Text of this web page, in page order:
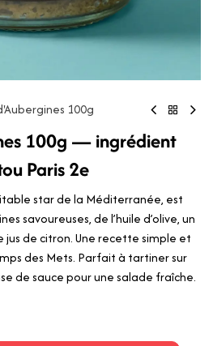
100g
100g — ingrédient
Paris 2e
star de la Méditerranée, est
savoureuses, de l’huile d’olive, un
jus de citron. Une recette simple et
des Mets. Parfait à tartiner sur
de sauce pour une salade fraîche.